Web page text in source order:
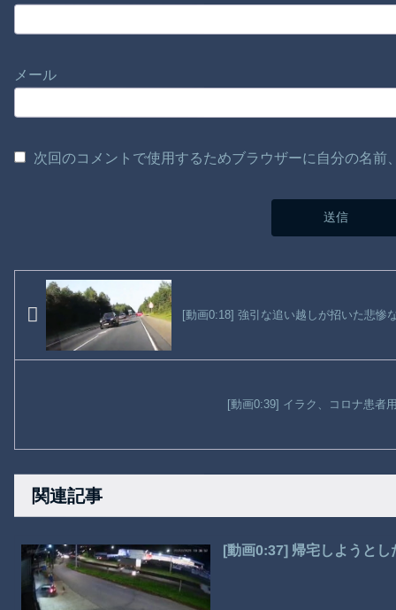
メール
次回のコメントで使用するためブラウザーに自分の名
[動画0:18] 強引な追い越しが招いた悲惨
[動画0:39] イラク、コロナ患者
関連記事
[動画0:37] 帰宅しようと